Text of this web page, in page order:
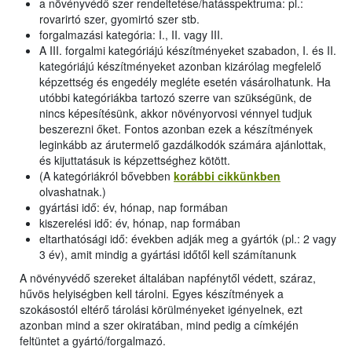
a növényvédő szer rendeltetése/hatásspektruma: pl.:
rovarirtó szer, gyomirtó szer stb.
forgalmazási kategória: I., II. vagy III.
A III. forgalmi kategóriájú készítményeket szabadon, I. és II.
kategóriájú készítményeket azonban kizárólag megfelelő
képzettség és engedély megléte esetén vásárolhatunk. Ha
utóbbi kategóriákba tartozó szerre van szükségünk, de
nincs képesítésünk, akkor növényorvosi vénnyel tudjuk
beszerezni őket. Fontos azonban ezek a készítmények
leginkább az árutermelő gazdálkodók számára ajánlottak,
és kijuttatásuk is képzettséghez kötött.
(A kategóriákról bővebben korábbi cikkünkben
olvashatnak.)
gyártási idő: év, hónap, nap formában
kiszerelési idő: év, hónap, nap formában
eltarthatósági idő: években adják meg a gyártók (pl.: 2 vagy
3 év), amit mindig a gyártási időtől kell számítanunk
A növényvédő szereket általában napfénytől védett, száraz,
hűvös helyiségben kell tárolni. Egyes készítmények a
szokásostól eltérő tárolási körülményeket igényelnek, ezt
azonban mind a szer okiratában, mind pedig a címkéjén
feltüntet a gyártó/forgalmazó.